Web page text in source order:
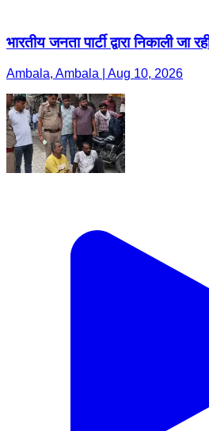
भारतीय जनता पार्टी द्वारा निकाली जा
Ambala, Ambala | Aug 10, 2026